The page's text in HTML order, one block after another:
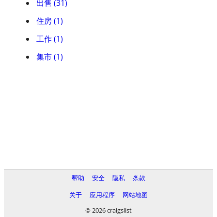
出售 (31)
住房 (1)
工作 (1)
集市 (1)
帮助 安全 隐私
条款
关于
应用程序
网站地图
© 2026 craigslist